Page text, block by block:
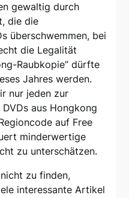
gewaltig durch
die die
überschwemmen, bei
die Legalität
Raubkopie” dürfte
Jahres werden.
nur jeden zur
aus Hongkong
auf Free
minderwertige
zu unterschätzen.
zu finden,
interessante Artikel